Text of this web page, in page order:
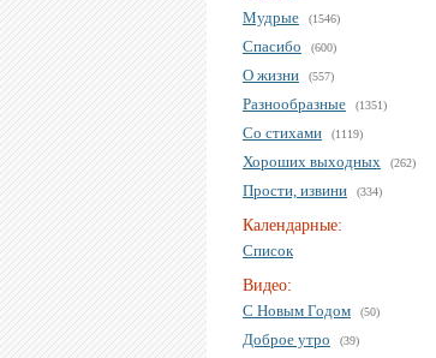
Мудрые
(1546)
Спасибо (600)
О жизни (557)
Разнообразные (1351)
Со стихами (1119)
Хороших выходных (262)
Прости, извини (334)
Календарные:
Список
Видео:
С Новым Годом
(50)
Доброе утро (39)